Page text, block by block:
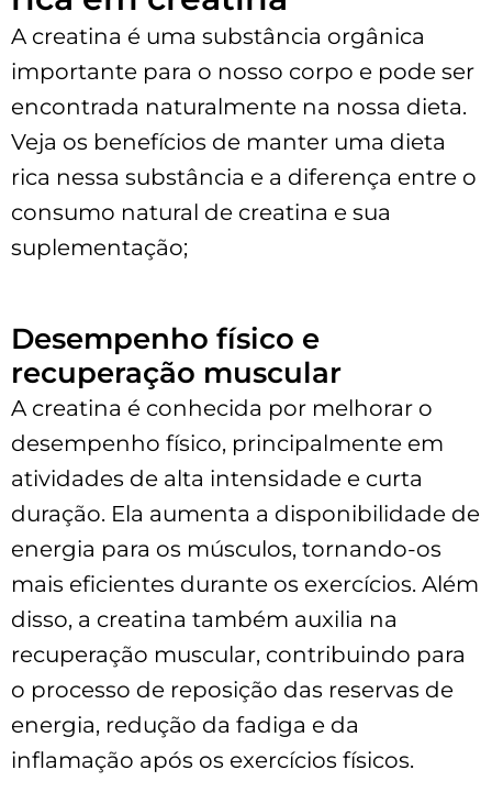
A creatina é uma substância orgânica
importante para o nosso corpo e pode ser
encontrada naturalmente na nossa dieta.
Veja os benefícios de manter uma dieta
rica nessa substância e a diferença entre o
consumo natural de creatina e sua
suplementação;
Desempenho físico e
recuperação muscular
A creatina é conhecida por melhorar o
desempenho físico, principalmente em
atividades de alta intensidade e curta
duração. Ela aumenta a disponibilidade de
energia para os músculos, tornando-os
mais eficientes durante os exercícios. Além
disso, a creatina também auxilia na
recuperação muscular, contribuindo para
o processo de reposição das reservas de
energia, redução da fadiga e da
inflamação após os exercícios físicos.